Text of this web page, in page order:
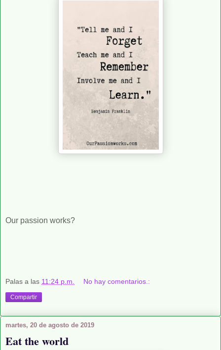
Our passion works?
Palas a las 11:24 p.m. No hay comentarios.:
Compartir
martes, 20 de agosto de 2019
Eat the world